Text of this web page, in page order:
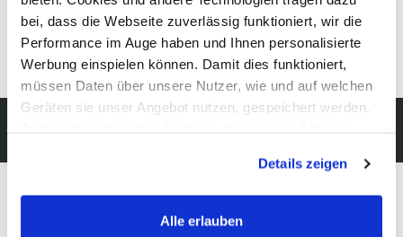
bei, dass die Webseite zuverlässig funktioniert, wir die
Performance im Auge haben und Ihnen personalisierte
Werbung einspielen können. Damit dies funktioniert,
müssen Daten über unsere Nutzer, wie und auf welchen
Geräten sie unser Angebot nutzen, gespeichert werden.
werden, werden bei der Nutzung der Webseite auf jeden
Fall gesetzt. Cookies von Drittanbietern für Analyse- oder
Trackingzwecke werden nur dann aktiviert, wenn Sie das
Details zeigen
Alle erlauben
Details zur Produktsicherheit anzeigen
Kostenfreie Rücksendung